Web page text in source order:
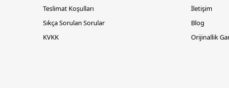
Teslimat Koşulları
Sıkça Sorulan Sorular
KVKK
İletişim
Blog
Orijinallik